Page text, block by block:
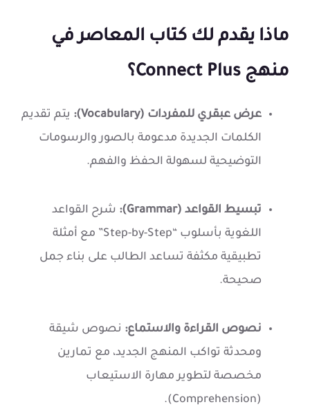
ماذا يقدم لك كتاب المعاصر في
منهج Connect Plus؟
عرض عبقري للمفردات (Vocabulary):
يتم تقديم
الكلمات الجديدة مدعومة بالصور والرسومات
التوضيحية لسهولة الحفظ والفهم.
تبسيط القواعد (Grammar):
شرح القواعد
اللغوية بأسلوب “Step-by-Step” مع أمثلة
تطبيقية مكثفة تساعد الطالب على بناء جمل
صحيحة.
نصوص القراءة والاستماع: نصوص شيقة
ومحدثة تواكب المنهج الجديد، مع تمارين
مخصصة لتطوير مهارة الاستيعاب
(Comprehension).